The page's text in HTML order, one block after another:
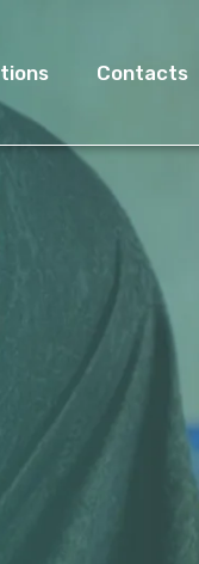
Contacts